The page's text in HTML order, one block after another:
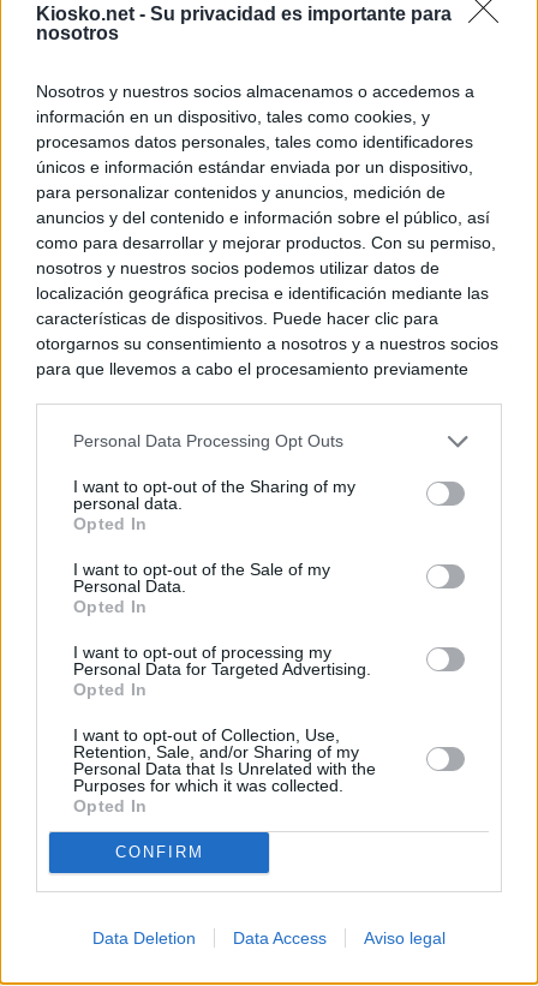
Kiosko.net - Su privacidad es importante para
nosotros
Nosotros y nuestros socios almacenamos o accedemos a
información en un dispositivo, tales como cookies, y
procesamos datos personales, tales como identificadores
únicos e información estándar enviada por un dispositivo,
para personalizar contenidos y anuncios, medición de
anuncios y del contenido e información sobre el público, así
como para desarrollar y mejorar productos. Con su permiso,
nosotros y nuestros socios podemos utilizar datos de
localización geográfica precisa e identificación mediante las
características de dispositivos. Puede hacer clic para
otorgarnos su consentimiento a nosotros y a nuestros socios
para que llevemos a cabo el procesamiento previamente
negar su consentimiento. Tenga en cuenta que algún
de su consentimiento, pero usted tiene el derecho de
rechazar tal procesamiento. Sus preferencias se aplicarán
cualquier momento entrando de nuevo en este sitio web o
visitando nuestra política de privacidad.
Personal Data Processing Opt Outs
I want to opt-out of the Sharing of my
personal data.
Opted In
I want to opt-out of the Sale of my
Personal Data.
Opted In
I want to opt-out of processing my
Personal Data for Targeted Advertising.
Opted In
I want to opt-out of Collection, Use,
Retention, Sale, and/or Sharing of my
Personal Data that Is Unrelated with the
Purposes for which it was collected.
Opted In
CONFIRM
Data Deletion Data Access Aviso legal